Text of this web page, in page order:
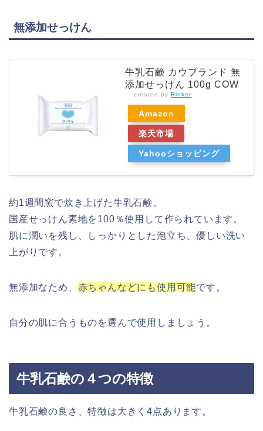
無添加せっけん
牛乳石鹸 カウブランド 無
添加せっけん 100g COW
created by Rinker
Amazon
楽天市場
Yahooショッピング
約1週間窯で炊き上げた牛乳石鹸。
国産せっけん素地を100％使用して作られています。
肌に潤いを残し、しっかりとした泡立ち、優しい洗い
上がりです。
無添加なため、 赤ちゃんなどにも使用可能です。
自分の肌に合うものを選んで使用しましょう。
牛乳石鹸の４つの特徴
牛乳石鹸の良さ、特徴は大きく4点あります。